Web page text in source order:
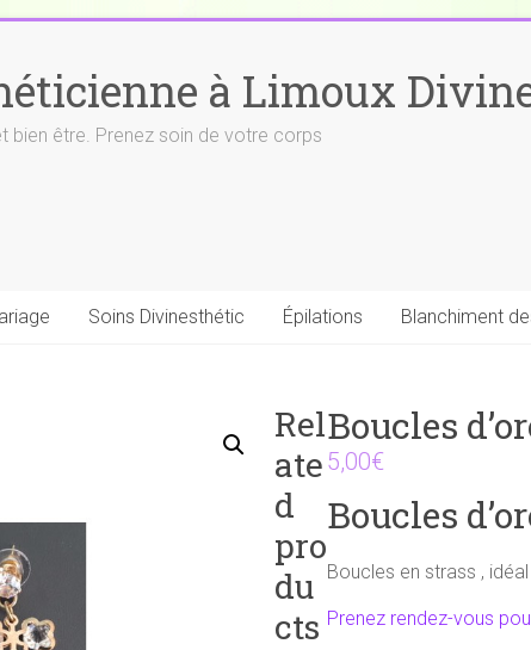
à Limoux
bien être. Prenez soin de votre corps
Soins Divinesthétic Épilations Blanchiment
Boucles
5,00€
Boucles
Boucles en strass ,
Prenez rendez-vous
Rel
ate
d
pro
du
cts